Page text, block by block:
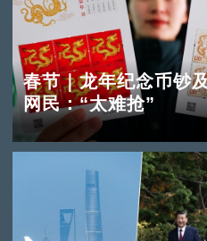
春节｜龙年纪念币钞
网民：“太难抢”